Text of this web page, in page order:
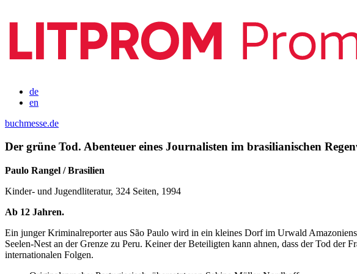
de
en
buchmesse.de
Der grüne Tod. Abenteuer eines Journalisten im brasilianischen
Paulo Rangel / Brasilien
Kinder- und Jugendliteratur, 324 Seiten, 1994
Ab 12 Jahren.
Ein junger Kriminalreporter aus São Paulo wird in ein kleines Dorf im Urwald
Seelen-Nest an der Grenze zu Peru. Keiner der Beteiligten kann ahnen, dass der Tod
internationalen Folgen.